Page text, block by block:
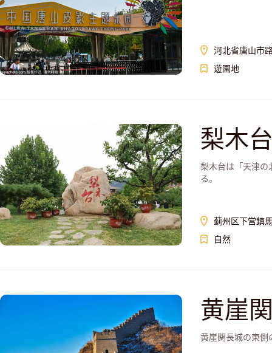
河北省唐山市
遊園地
梨木
梨木台は「天津の
る。
蓟州区下営鎮
自然
黄崖
黄崖関長城の東側